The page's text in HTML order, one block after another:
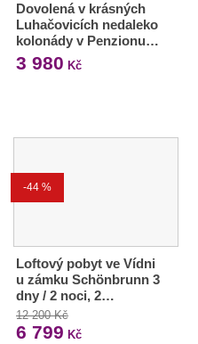
Dovolená v krásných
Luhačovicích nedaleko
kolonády v Penzionu…
3 980 Kč
-44 %
Loftový pobyt ve Vídni
u zámku Schönbrunn 3
dny / 2 noci, 2…
12 200 Kč
6 799 Kč